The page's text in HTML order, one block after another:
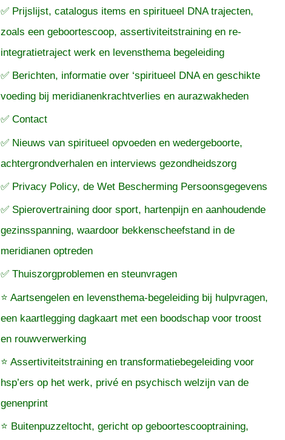
r
:
✅ Prijslijst, catalogus items en spiritueel DNA trajecten,
zoals een geboortescoop, assertiviteitstraining en re-
integratietraject werk en levensthema begeleiding
✅ Berichten, informatie over ‘spiritueel DNA en geschikte
voeding bij meridianenkrachtverlies en aurazwakheden
✅ Contact
✅ Nieuws van spiritueel opvoeden en wedergeboorte,
achtergrondverhalen en interviews gezondheidszorg
✅ Privacy Policy, de Wet Bescherming Persoonsgegevens
✅ Spierovertraining door sport, hartenpijn en aanhoudende
gezinsspanning, waardoor bekkenscheefstand in de
meridianen optreden
✅ Thuiszorgproblemen en steunvragen
⭐ Aartsengelen en levensthema-begeleiding bij hulpvragen,
een kaartlegging dagkaart met een boodschap voor troost
en rouwverwerking
⭐ Assertiviteitstraining en transformatiebegeleiding voor
hsp’ers op het werk, privé en psychisch welzijn van de
genenprint
⭐ Buitenpuzzeltocht, gericht op geboortescooptraining,